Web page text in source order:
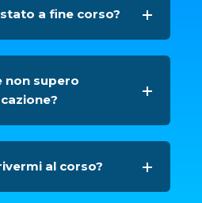
a fine corso?
non supero
al corso?